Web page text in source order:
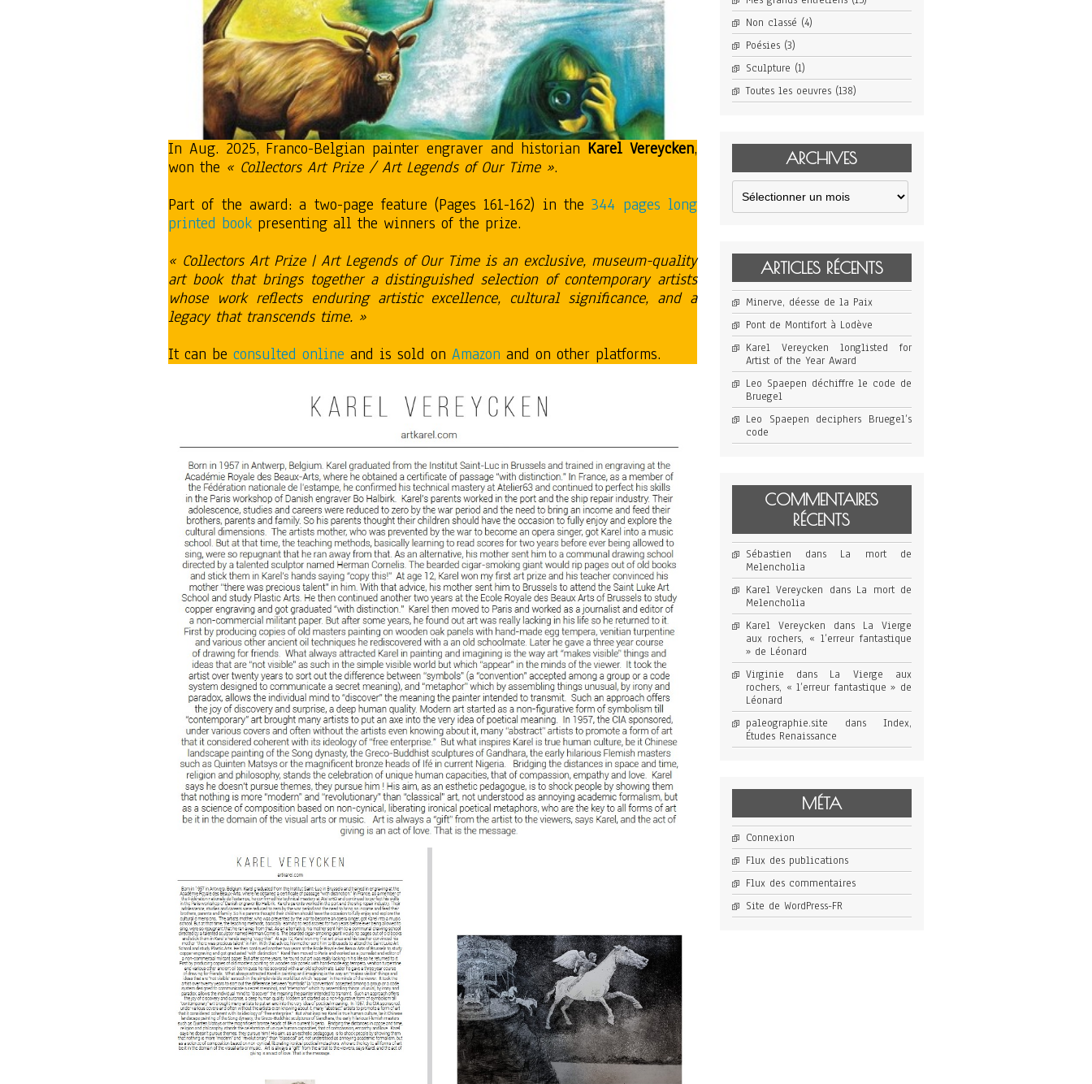
In Aug. 2025, Franco-Belgian painter engraver and historian Karel Vereycken,
won the « Collectors Art Prize / Art Legends of Our Time ».
Part of the award: a two-page feature (Pages 161-162) in the344 pages long
printed book presenting all the winners of the prize.
« Collectors Art Prize | Art Legends of Our Time is an exclusive, museum-quality
art book that brings together a distinguished selection of contemporary artists
whose work reflects enduring artistic excellence, cultural significance, and a
legacy that transcends time. »
It can be consulted online and is sold on Amazon and on other platforms.
Non classé (4)
Poésies(3)
Sculpture (1)
Toutes les oeuvres(138)
ARCHIVES
Archives
ARTICLES RÉCENTS
Minerve, déesse de la Paix
Pont de Montifort à Lodève
Karel Vereycken longlisted for
Artist of the Year Award
Leo Spaepen déchiffre le code de
Bruegel
Leo Spaepen deciphers Bruegel’s
code
COMMENTAIRES
RÉCENTS
Sébastien dans La mort de
Melencholia
Karel Vereycken dans La mort de
Melencholia
Karel Vereycken dans La Vierge
aux rochers, « l’erreur fantastique
» de Léonard
Virginie dans La Vierge aux
rochers, « l’erreur fantastique » de
Léonard
paleographie.site dans Index,
Études Renaissance
MÉTA
Connexion
Flux des publications
Flux des commentaires
Site de WordPress-FR